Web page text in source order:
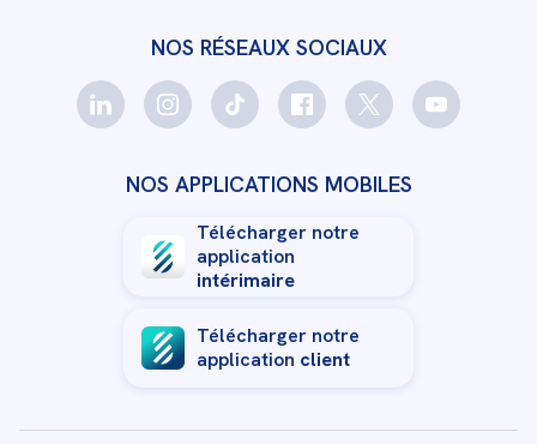
NOS RÉSEAUX SOCIAUX
NOS APPLICATIONS MOBILES
Télécharger notre
application
intérimaire
Télécharger notre
application client